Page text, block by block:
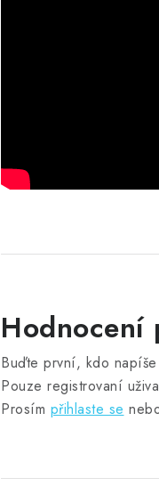
Hodnocení
Buďte první, kdo
Pouze registrovaní
Prosím přihlaste se